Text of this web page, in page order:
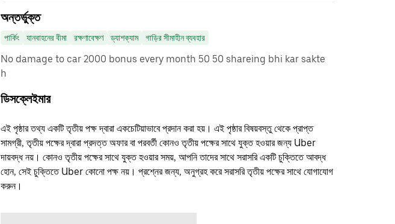
অন্তর্ভুক্ত
পার্কিং যানবাহনের বীমা রক্ষণাবেক্ষণ ড্যাশক্যাম গাড়ির সীমাহীন ব্যবহার
No damage to car 2000 bonus every month 50 50 shareing bhi kar sakte
h
ডিসক্লেইমার
এই পৃষ্ঠার তথ্য একটি তৃতীয় পক্ষ দ্বারা একচেটিয়াভাবে প্রদান করা হয়। এই পৃষ্ঠার বিষয়বস্তু থেকে প্রাপ্ত
সামগ্রী, তৃতীয় পক্ষের দ্বারা প্রদত্ত অফার বা পরবর্তী কোনও তৃতীয় পক্ষের সাথে যুক্ত হওয়ার জন্য Uber
দায়বদ্ধ নয়। কোনও তৃতীয় পক্ষের সাথে যুক্ত হওয়ার সময়, আপনি তাদের সাথে সরাসরি একটি চুক্তিতে আবদ্ধ
হোন, সেই চুক্তিতে Uber কোনো পক্ষ নয়। প্রশ্নের জন্য, অনুগ্রহ করে সরাসরি তৃতীয় পক্ষের সাথে যোগাযোগ
করুন।